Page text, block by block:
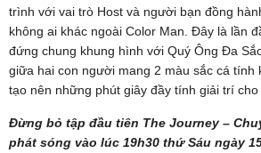
trình với vai trò Host và người bạn đồng
không ai khác ngoài Color Man. Đây là lần
đứng chung khung hình với Quý Ông Đa
giữa hai con người mang 2 màu sắc cá tính
tạo nên những phút giây đầy tính giải trí cho
Đừng bỏ tập đầu tiên The Journey –
phát sóng vào lúc 19h30 thứ Sáu ngày